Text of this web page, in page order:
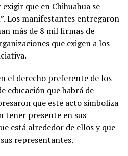
que en Chihuahua se
Los manifestantes entregaron
más de 8 mil firmas de
que exigen a los
el derecho preferente de los
educación que habrá de
que este acto simboliza
tener presente en sus
está alrededor de ellos y que
representantes.